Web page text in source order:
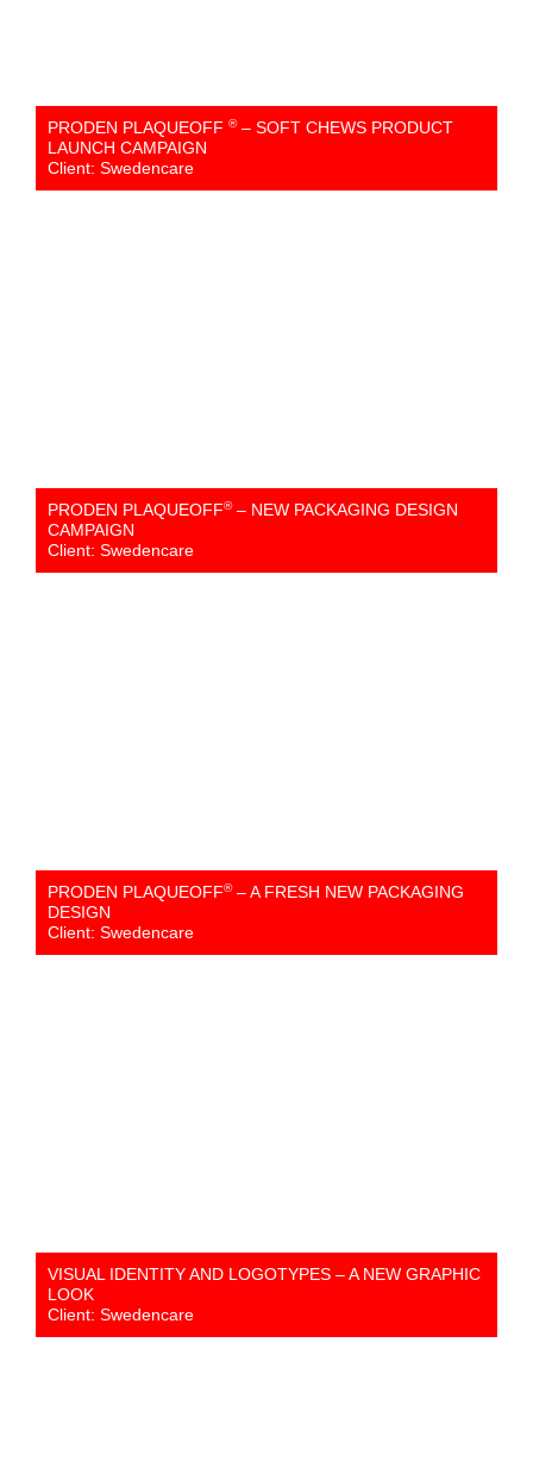
PRODEN PLAQUEOFF ®– SOFT CHEWS PRODUCT
LAUNCH CAMPAIGN
Client: Swedencare
PRODEN PLAQUEOFF®– NEW PACKAGING DESIGN
CAMPAIGN
Client: Swedencare
PRODEN PLAQUEOFF®– A FRESH NEW PACKAGING
DESIGN
Client: Swedencare
VISUAL IDENTITY AND LOGOTYPES – A NEW GRAPHIC
LOOK
Client: Swedencare